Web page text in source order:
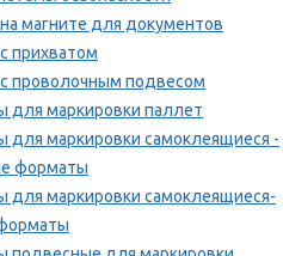
магните для документов
прихватом
проволочным подвесом
для маркировки паллет
для маркировки самоклеящиеся -
форматы
для маркировки самоклеящиеся-